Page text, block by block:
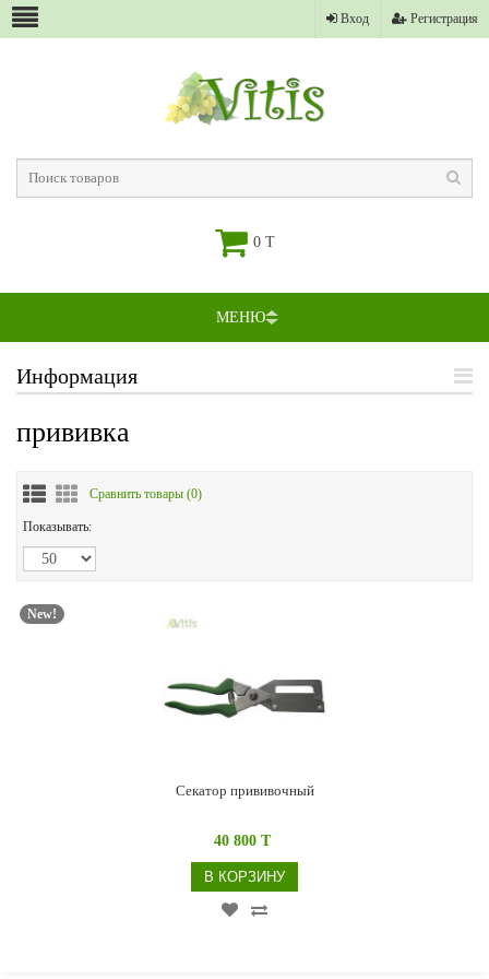
Вход Регистрация
0 T
МЕНЮ
Информация
прививка
Сравнить товары (0)
Показывать:
New!
Секатор прививочный
40 800 T
В КОРЗИНУ